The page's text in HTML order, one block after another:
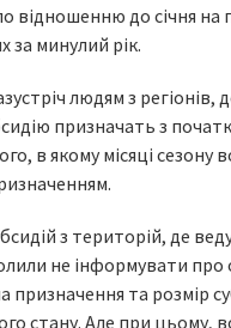
відношенню до січня на
за минулий рік.
людям з регіонів,
призначать з
в якому місяці сезону
з територій, де
не інформувати
призначення та розмір
стану. Але при цьому,